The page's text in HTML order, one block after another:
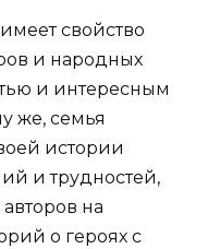
свойство
и народных
и интересным
же, семья
истории
и трудностей,
на
о героях с